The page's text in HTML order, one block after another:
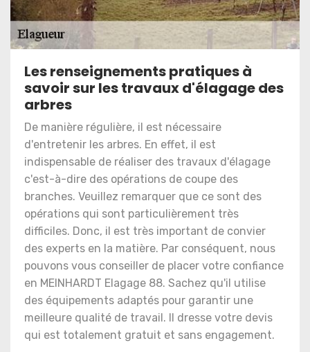
Les renseignements pratiques à
savoir sur les travaux d'élagage des
arbres
De manière régulière, il est nécessaire
d'entretenir les arbres. En effet, il est
indispensable de réaliser des travaux d'élagage
c'est-à-dire des opérations de coupe des
branches. Veuillez remarquer que ce sont des
opérations qui sont particulièrement très
difficiles. Donc, il est très important de convier
des experts en la matière. Par conséquent, nous
pouvons vous conseiller de placer votre confiance
en MEINHARDT Elagage 88. Sachez qu'il utilise
des équipements adaptés pour garantir une
meilleure qualité de travail. Il dresse votre devis
qui est totalement gratuit et sans engagement.